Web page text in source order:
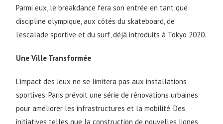
Parmi eux, le breakdance fera son entrée en tant que
discipline olympique, aux côtés du skateboard, de
l’escalade sportive et du surf, déjà introduits à Tokyo 2020.
Une Ville Transformée
L’impact des Jeux ne se limitera pas aux installations
sportives. Paris prévoit une série de rénovations urbaines
pour améliorer les infrastructures et la mobilité. Des
initiatives telles que la construction de nouvelles lignes